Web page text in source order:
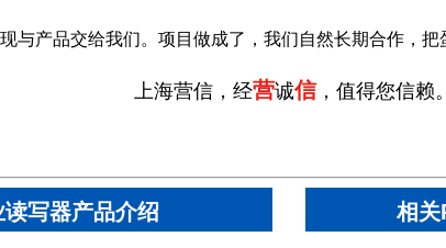
与产品交给我们。项目做成了，我们自然长期合作，把
上海营信，经营诚信，值得您信赖。
写器产品介绍 相关